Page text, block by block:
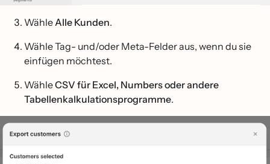
Wähle Alle Kunden.
Wähle Tag- und/oder Meta-Felder aus, wenn du sie
einfügen möchtest.
WähleCSV für Excel, Numbers oder andere
Tabellenkalkulationsprogramme.